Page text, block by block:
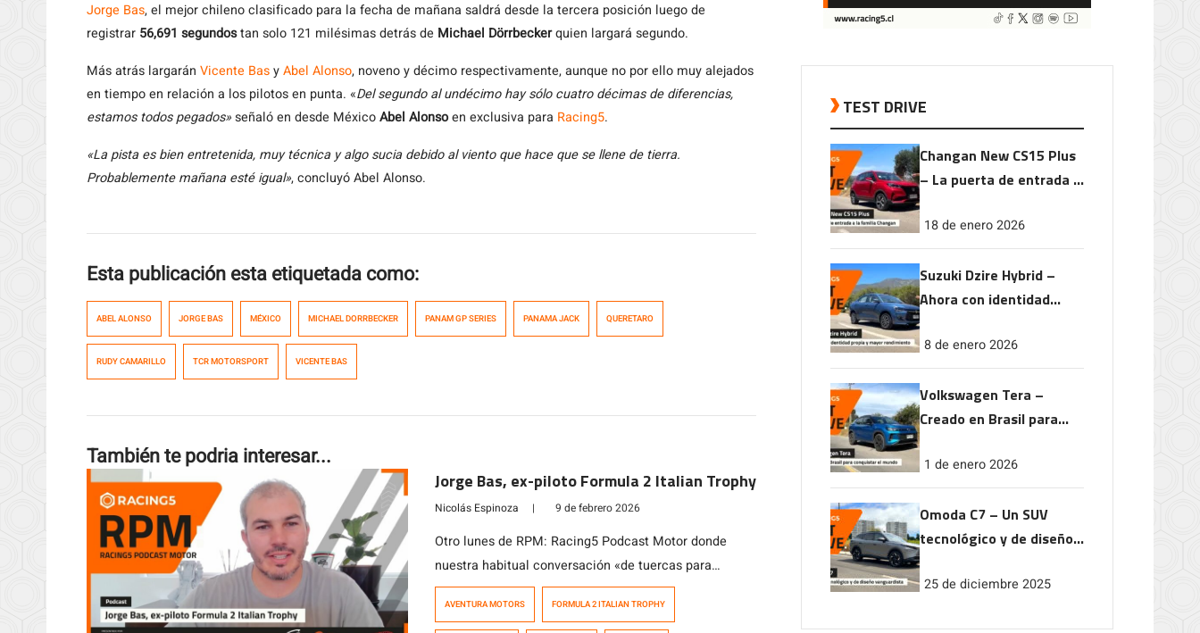
Jorge Bas, el mejor chileno clasificado para la fecha de mañana saldrá desde la tercera posición luego de
registrar 56,691 segundostan solo 121 milésimas detrás de Michael Dörrbeckerquien largará segundo.
Más atrás largarán Vicente BasyAbel Alonso, noveno y décimo respectivamente, aunque no por ello muy alejados
en tiempo en relación a los pilotos en punta. «Del segundo al undécimo hay sólo cuatro décimas de diferencias,
estamos todos pegados»señaló en desde MéxicoAbel Alonsoen exclusiva para Racing5.
«La pista es bien entretenida, muy técnica y algo sucia debido al viento que hace que se llene de tierra.
Probablemente mañana esté igual», concluyó Abel Alonso.
Esta publicación esta etiquetada como:
ABEL ALONSO JORGE BAS MÉXICO MICHAEL DORRBECKER PANAM GP SERIES PANAMA JACK QUERETARO
RUDY CAMARILLO TCR MOTORSPORT VICENTE BAS
También te podria interesar...
Jorge Bas, ex-piloto Formula 2 Italian Trophy
Nicolás Espinoza | 9 de febrero 2026
Otro lunes de RPM: Racing5 Podcast Motor donde
nuestra habitual conversación «de tuercas para
tuercas» fue con Jorge Bas, un amigo de la casa que
AVENTURA MOTORS FORMULA 2 ITALIAN TROPHY
TEST DRIVE
Changan New CS15 Plus
– La puerta de entrada a
18 de enero 2026
Suzuki Dzire Hybrid –
Ahora con identidad
rendimiento
8 de enero 2026
Volkswagen Tera –
Creado en Brasil para
1 de enero 2026
Omoda C7 – Un SUV
tecnológico y de diseño
25 de diciembre 2025